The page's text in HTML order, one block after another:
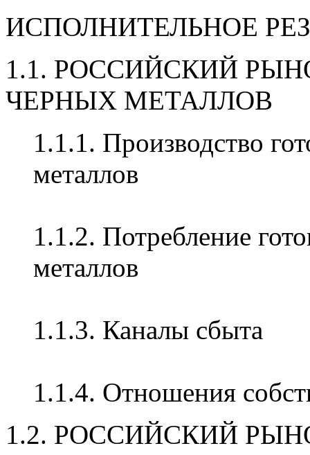
ИСПОЛНИТЕЛЬНОЕ
1.1. РОССИЙСКИЙ
ЧЕРНЫХ МЕТАЛЛОВ
1.1.1. Производство
металлов
1.1.2. Потребление
металлов
1.1.3. Каналы сбыта
1.1.4. Отношения
1.2. РОССИЙСКИЙ